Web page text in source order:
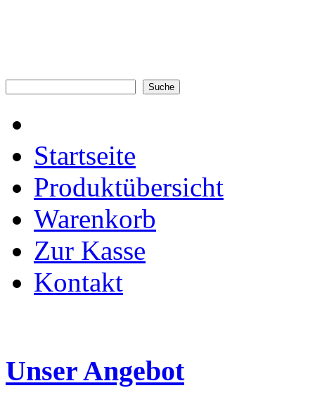
Startseite
Produktübersicht
Warenkorb
Zur Kasse
Kontakt
Unser Angebot